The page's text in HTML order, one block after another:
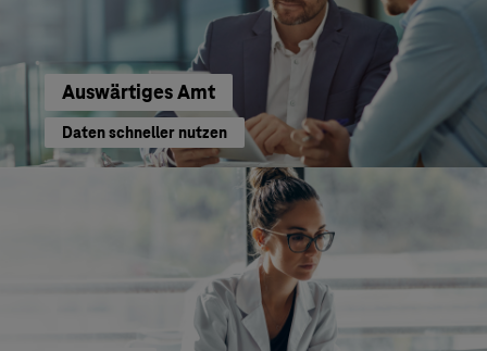
Auswärtiges Amt
Daten schneller nutzen